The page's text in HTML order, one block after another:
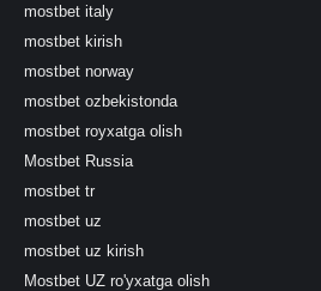
mostbet italy
mostbet kirish
mostbet norway
mostbet ozbekistonda
mostbet royxatga olish
Mostbet Russia
mostbet tr
mostbet uz
mostbet uz kirish
Mostbet UZ ro'yxatga olish